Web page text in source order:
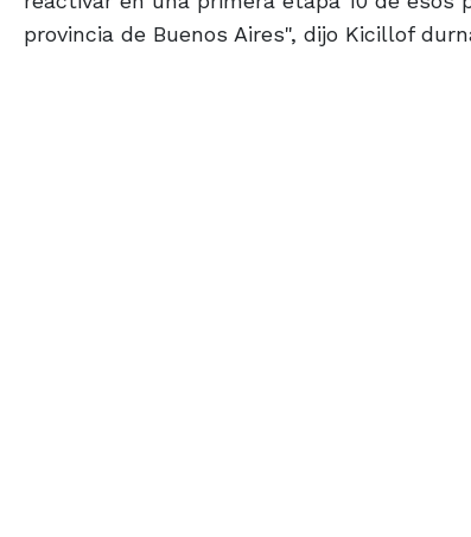
provincia de Buenos Aires", dijo Kicillof